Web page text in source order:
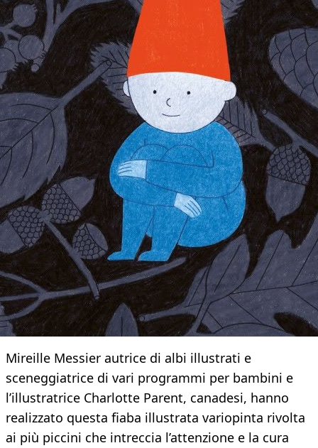
Mireille Messier autrice di albi illustrati e
sceneggiatrice di vari programmi per bambini e
l’illustratrice Charlotte Parent, canadesi, hanno
realizzato questa fiaba illustrata variopinta rivolta
ai più piccini che intreccia l’attenzione e la cura